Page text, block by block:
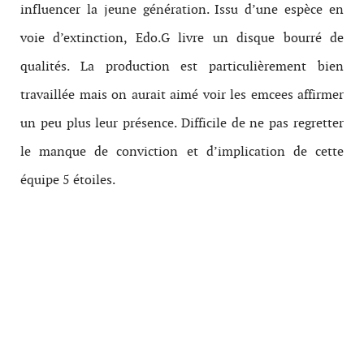
influencer la jeune génération. Issu d’une espèce en
voie d’extinction, Edo.G livre un disque bourré de
qualités. La production est particulièrement bien
travaillée mais on aurait aimé voir les emcees affirmer
un peu plus leur présence. Difficile de ne pas regretter
le manque de conviction et d’implication de cette
équipe 5 étoiles.